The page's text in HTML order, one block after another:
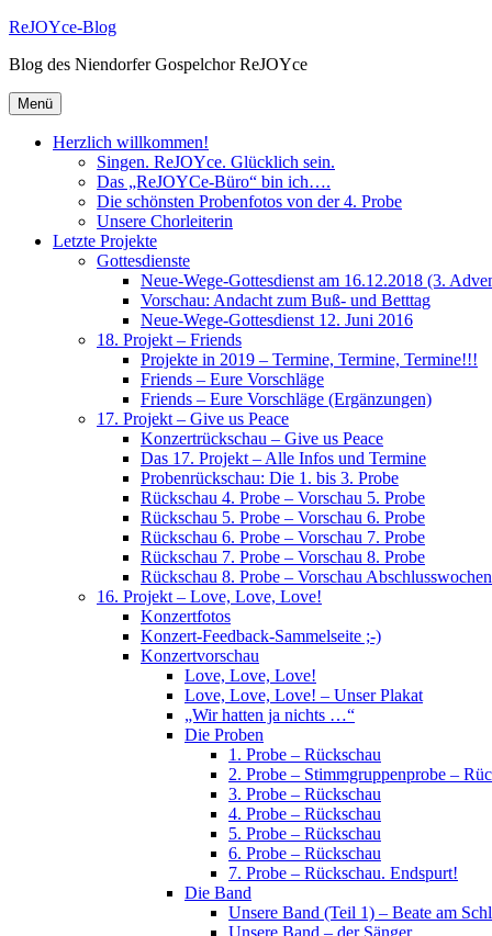
ReJOYce-Blog
Blog des Niendorfer Gospelchor ReJOYce
Menü
Herzlich willkommen!
Singen. ReJOYce. Glücklich sein.
Das „ReJOYCe-Büro“ bin ich….
Die schönsten Probenfotos von der 4. Probe
Unsere Chorleiterin
Letzte Projekte
Gottesdienste
Neue-Wege-Gottesdienst am 16.12.2018 (3.
Vorschau: Andacht zum Buß- und Betttag
Neue-Wege-Gottesdienst 12. Juni 2016
18. Projekt – Friends
Projekte in 2019 – Termine, Termine, Termine!!!
Friends – Eure Vorschläge
Friends – Eure Vorschläge (Ergänzungen)
17. Projekt – Give us Peace
Konzertrückschau – Give us Peace
Das 17. Projekt – Alle Infos und Termine
Probenrückschau: Die 1. bis 3. Probe
Rückschau 4. Probe – Vorschau 5. Probe
Rückschau 5. Probe – Vorschau 6. Probe
Rückschau 6. Probe – Vorschau 7. Probe
Rückschau 7. Probe – Vorschau 8. Probe
Rückschau 8. Probe – Vorschau
16. Projekt – Love, Love, Love!
Konzertfotos
Konzert-Feedback-Sammelseite ;-)
Konzertvorschau
Love, Love, Love!
Love, Love, Love! – Unser Plakat
„Wir hatten ja nichts …“
Die Proben
1. Probe – Rückschau
2. Probe – Stimmgruppenprobe –
3. Probe – Rückschau
4. Probe – Rückschau
5. Probe – Rückschau
6. Probe – Rückschau
7. Probe – Rückschau. Endspurt!
Die Band
Unsere Band (Teil 1) – Beate am
Unsere Band – der Sänger